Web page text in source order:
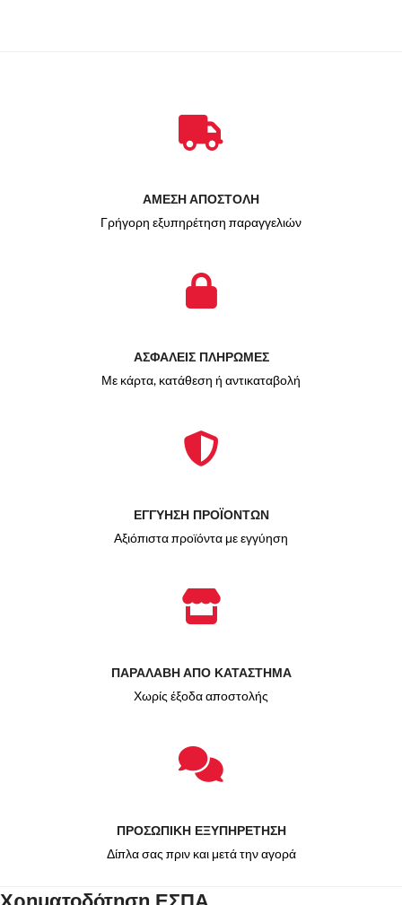
ΑΜΕΣΗ ΑΠΟΣΤΟΛΗ
Γρήγορη εξυπηρέτηση παραγγελιών
ΑΣΦΑΛΕΙΣ ΠΛΗΡΩΜΕΣ
Με κάρτα, κατάθεση ή αντικαταβολή
ΕΓΓΥΗΣΗ ΠΡΟΪΟΝΤΩΝ
Αξιόπιστα προϊόντα με εγγύηση
ΠΑΡΑΛΑΒΗ ΑΠΟ ΚΑΤΑΣΤΗΜΑ
Χωρίς έξοδα αποστολής
ΠΡΟΣΩΠΙΚΗ ΕΞΥΠΗΡΕΤΗΣΗ
Δίπλα σας πριν και μετά την αγορά
Χρηματοδότηση ΕΣΠΑ